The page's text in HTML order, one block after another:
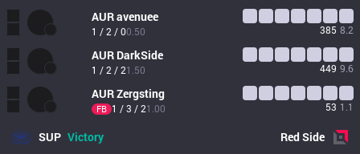
AURavenuee
1 / 2 / 00.50 385 8.2
AUR DarkSide
1 / 2 / 21.50 449 9.6
AURZergsting
FB 1 / 3 / 21.00 53 1.1
SUP Victory RedSide